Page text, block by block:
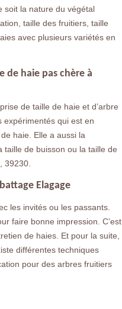
soit la nature du végétal
taille des fruitiers, taille
avec plusieurs variétés en
de haie pas chère à
de taille de haie et d’arbre
expérimentés qui est en
haie. Elle a aussi la
taille de buisson ou la taille de
39230.
Elagage
les invités ou les passants.
faire bonne impression. C’est
de haies. Et pour la suite,
différentes techniques
pour des arbres fruitiers